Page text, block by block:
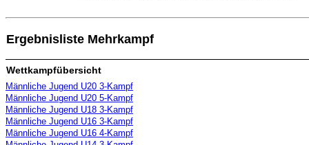
Ergebnisliste Mehrkampf
Wettkampfübersicht
Männliche Jugend U20 3-Kampf
Männliche Jugend U20 5-Kampf
Männliche Jugend U18 3-Kampf
Männliche Jugend U16 3-Kampf
Männliche Jugend U16 4-Kampf